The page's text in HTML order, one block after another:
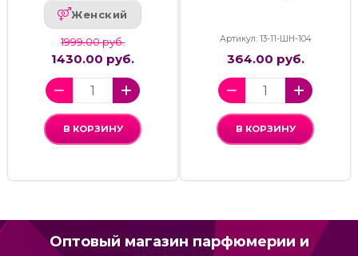
Женский
1999.00 руб.
1430.00 руб.
В КОРЗИНУ
Артикул: 13-11-ШН-104
364.00 руб.
В КОРЗИНУ
Оптовый магазин парфюмерии и